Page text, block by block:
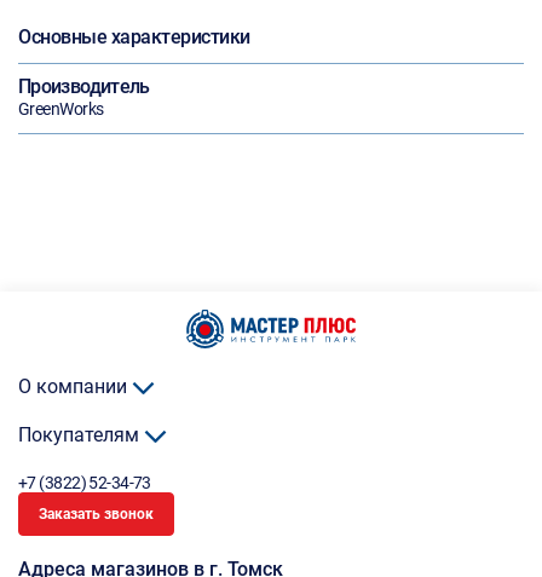
Основные характеристики
Производитель
GreenWorks
О компании
Покупателям
+7 (3822) 52-34-73
Заказать звонок
Адреса магазинов в г. Томск